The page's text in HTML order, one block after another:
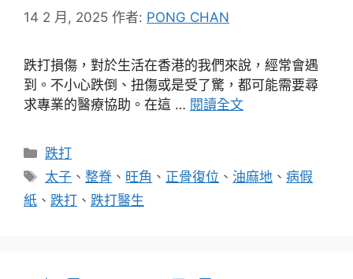
14 2 月, 2025 作者: PONG CHAN
跌打損傷，對於生活在香港的我們來說，經常會遇
到。不小心跌倒、扭傷或是受了驚，都可能需要尋
求專業的醫療協助。在這 … 閱讀全文
分
類
跌打
標
籤
太子 、整脊 、 旺角 、 正骨復位 、 油麻地 、病假
紙 、 跌打 、 跌打醫生